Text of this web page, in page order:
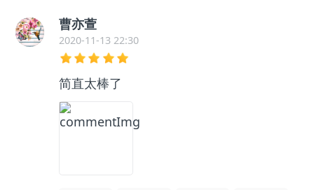
曹亦萱
2020-11-13 22:30
简直太棒了